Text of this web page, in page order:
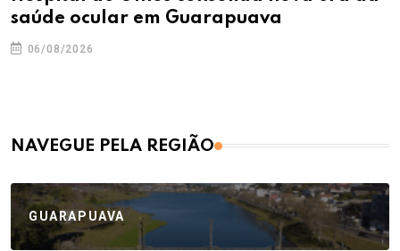
saúde ocular em Guarapuava
06/08/2026
NAVEGUE PELA REGIÃO
GUARAPUAVA